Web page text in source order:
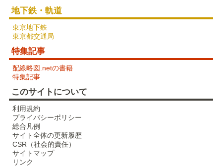
地下鉄・軌道
東京地下鉄
東京都交通局
特集記事
配線略図.netの書籍
特集記事
このサイトについて
利用規約
プライバシーポリシー
総合凡例
サイト全体の更新履歴
CSR（社会的責任）
サイトマップ
リンク